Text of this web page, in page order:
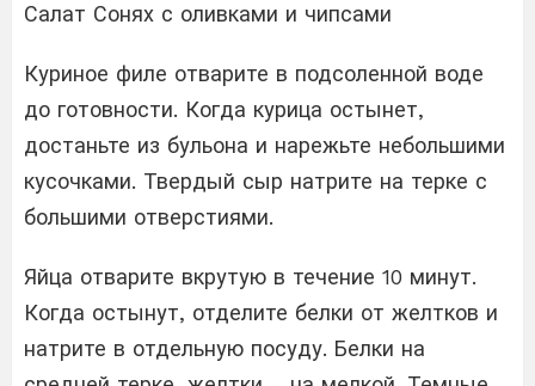
Салат Сонях с оливками и чипсами
Куриное филе отварите в подсоленной воде
до готовности. Когда курица остынет,
достаньте из бульона и нарежьте небольшими
кусочками. Твердый сыр натрите на терке с
большими отверстиями.
Яйца отварите вкрутую в течение 10 минут.
Когда остынут, отделите белки от желтков и
натрите в отдельную посуду. Белки на